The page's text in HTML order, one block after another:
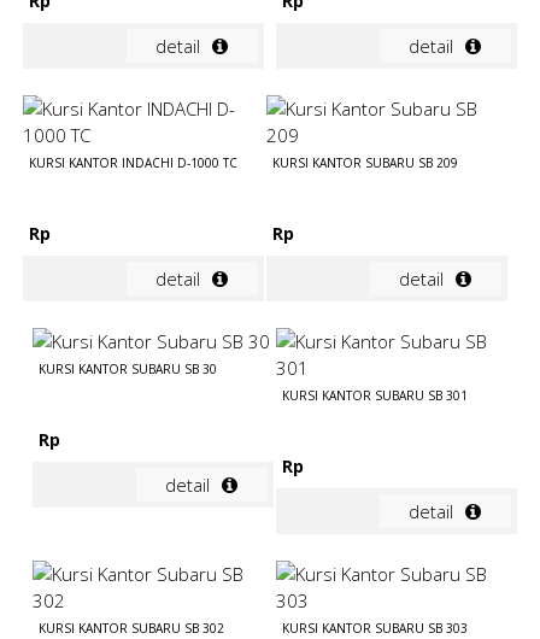
detail detail
KURSI KANTOR INDACHI D-1000 TC
Rp
detail
KURSI KANTOR SUBARU SB 209
Rp
detail
KURSI KANTOR SUBARU SB 30
Rp
detail
KURSI KANTOR SUBARU SB 301
Rp
detail
KURSI KANTOR SUBARU SB 302 KURSI KANTOR SUBARU SB 303